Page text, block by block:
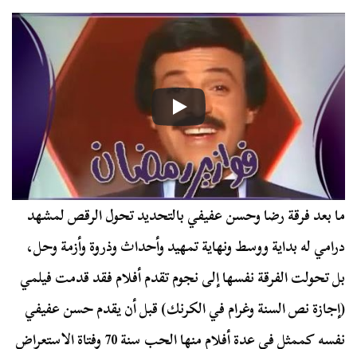
ما بعد فرقة رضا وحسن عفيفي بالتحديد تحول الرقص لمشهد
درامي له بداية ووسط ونهاية تمهيد وأحداث وذروة وأزمة وحل،
بل تحولت الفرقة نفسها إلى نجوم تقدم أفلام فقد قدمت فيلمي
(إجازة نص السنة وغرام في الكرنك) قبل أن يقدم حسن عفيفي
نفسه كممثل في عدة أفلام منها الحب سنة 70 وفتاة الاستعراض